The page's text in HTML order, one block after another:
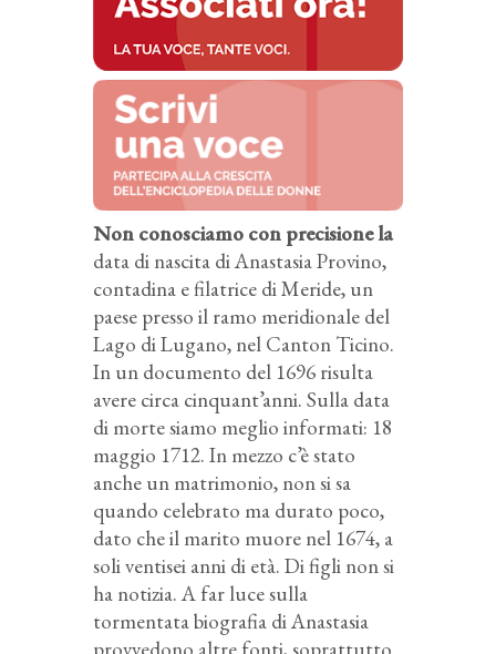
Non conosciamo con precisione la
data di nascita di Anastasia Provino,
contadina e filatrice di Meride, un
paese presso il ramo meridionale del
Lago di Lugano, nel Canton Ticino.
In un documento del 1696 risulta
avere circa cinquant’anni. Sulla data
di morte siamo meglio informati: 18
maggio 1712. In mezzo c’è stato
anche un matrimonio, non si sa
quando celebrato ma durato poco,
dato che il marito muore nel 1674, a
soli ventisei anni di età. Di figli non si
ha notizia. A far luce sulla
tormentata biografia di Anastasia
provvedono altre fonti, soprattutto